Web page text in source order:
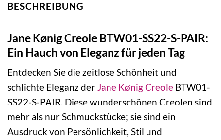
BESCHREIBUNG
Jane Kønig Creole BTW01-SS22-S-PAIR:
Ein Hauch von Eleganz für jeden Tag
Entdecken Sie die zeitlose Schönheit und
schlichte Eleganz der Jane KønigCreole BTW01-
SS22-S-PAIR. Diese wunderschönen Creolen sind
mehr als nur Schmuckstücke; sie sind ein
Ausdruck von Persönlichkeit, Stil und